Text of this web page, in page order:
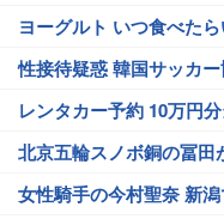
ヨーグルト いつ食べた
性接待疑惑 韓国サッカ
レンタカー予約 10万円
北京五輪スノボ銅の冨田
女性騎手の今村聖奈 新